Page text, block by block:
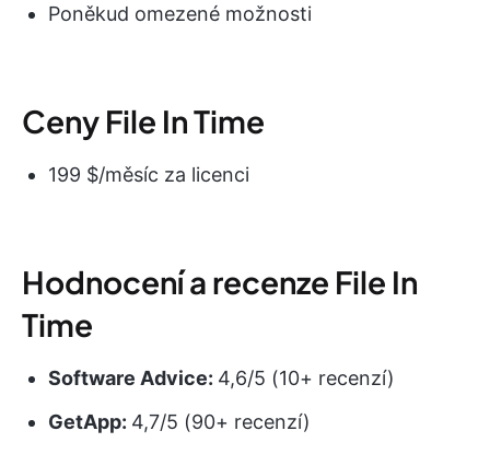
Poněkud omezené možnosti
Ceny File In Time
199 $/měsíc za licenci
Hodnocení a recenze File In
Time
Software Advice: 4,6/5 (10+ recenzí)
GetApp: 4,7/5 (90+ recenzí)